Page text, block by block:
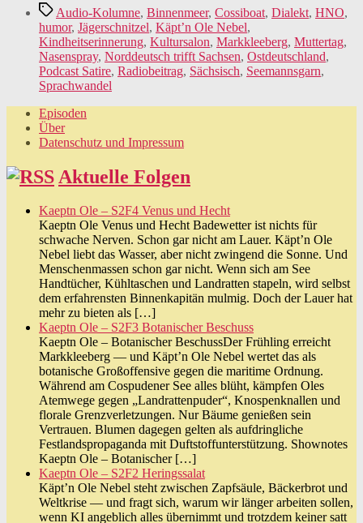
Schlagwörter
Audio-Kolumne, Binnenmeer, Cossiboat, Dialekt, HNO,
humor, Jägerschnitzel, Käpt’n Ole Nebel,
Kindheitserinnerung, Kultursalon, Markkleeberg, Muttertag,
Nasenspray, Norddeutsch trifft Sachsen, Ostdeutschland,
Podcast Satire, Radiobeitrag, Sächsisch, Seemannsgarn,
Sprachwandel
Episoden
Über
Datenschutz und Impressum
Aktuelle Folgen
Kaeptn Ole – S2F4 Venus und Hecht
Kaeptn Ole Venus und Hecht Badewetter ist nichts für
schwache Nerven. Schon gar nicht am Lauer. Käpt’n Ole
Nebel liebt das Wasser, aber nicht zwingend die Sonne. Und
Menschenmassen schon gar nicht. Wenn sich am See
Handtücher, Kühltaschen und Landratten stapeln, wird selbst
dem erfahrensten Binnenkapitän mulmig. Doch der Lauer hat
mehr zu bieten als […]
Kaeptn Ole – S2F3 Botanischer Beschuss
Kaeptn Ole – Botanischer BeschussDer Frühling erreicht
Markkleeberg — und Käpt’n Ole Nebel wertet das als
botanische Großoffensive gegen die maritime Ordnung.
Während am Cospudener See alles blüht, kämpfen Oles
Atemwege gegen „Landrattenpuder“, Knospenknallen und
florale Grenzverletzungen. Nur Bäume genießen sein
Vertrauen. Blumen dagegen gelten als aufdringliche
Festlandspropaganda mit Duftstoffunterstützung. Shownotes
Kaeptn Ole – Botanischer […]
Kaeptn Ole – S2F2 Heringssalat
Käpt’n Ole Nebel steht zwischen Zapfsäule, Bäckerbrot und
Weltkrise — und fragt sich, warum wir länger arbeiten sollen,
wenn KI angeblich alles übernimmt und trotzdem keiner satt